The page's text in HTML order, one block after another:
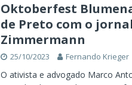
Oktoberfest
de Preto com o
Zimmermann
25/10/2023 Fernando Krieger
O ativista e advogado Marco